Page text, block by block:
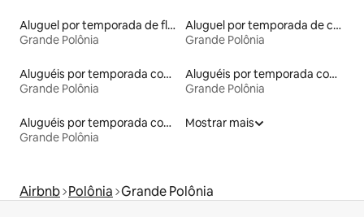
Aluguel por temporada de flats
Grande Polônia
Aluguel por temporada de casas de hóspedes
Grande Polônia
Aluguéis por temporada com acesso ao lago
Grande Polônia
Aluguéis por temporada com cama de altura acessível
Grande Polônia
Aluguéis por temporada com café da manhã
Grande Polônia
Mostrar mais
Airbnb Polônia Grande Polônia